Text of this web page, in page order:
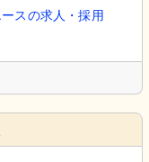
スの求人・採用